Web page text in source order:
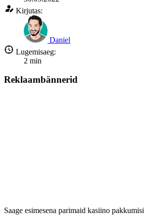
Kirjutas:
Daniel
Lugemisaeg:
2 min
Reklaambännerid
Saage esimesena parimaid kasiino pakkumisi